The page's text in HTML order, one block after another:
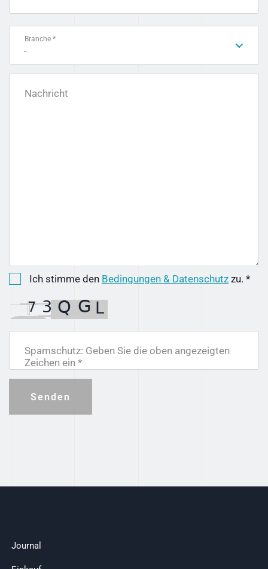
Branche *
-
Nachricht
Ich stimme den Bedingungen & Datenschutz zu. *
Spamschutz: Geben Sie die oben angezeigten
Zeichen ein *
Senden
Journal